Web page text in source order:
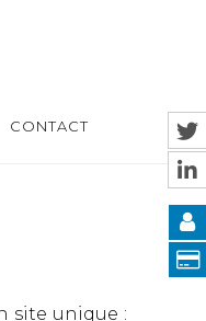
CONTACT
site unique :